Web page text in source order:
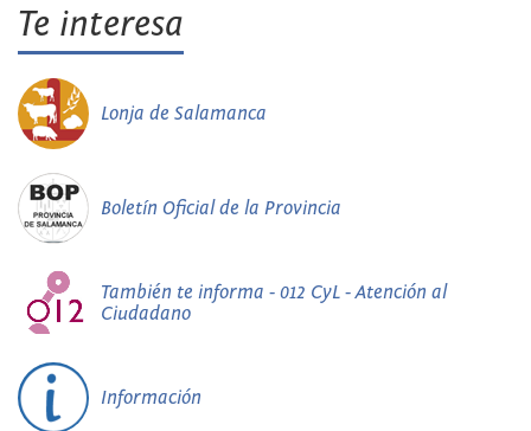
Te interesa
Lonja de Salamanca
Boletín Oficial de la Provincia
También te informa - 012 CyL - Atención al
Ciudadano
Información